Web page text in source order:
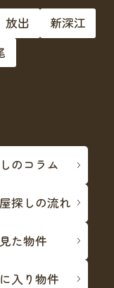
放出
新深江
のコラム
探しの流れ
た物件
入り物件